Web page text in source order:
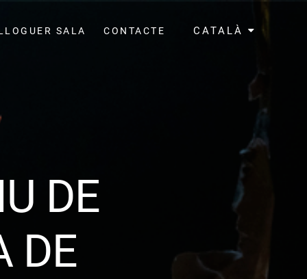
SALA CONTACTE CATALÀ
DE
DE